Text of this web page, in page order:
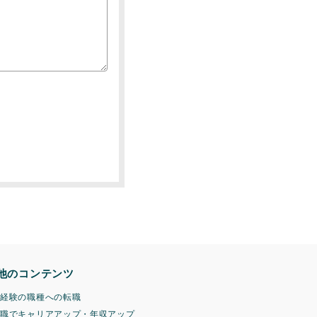
のコンテンツ
験の職種への転職
でキャリアアップ・年収アップ